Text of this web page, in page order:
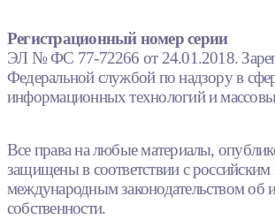
Регистрационный номер серии
ЭЛ № ФС 77-72266 от 24.01.2018.
Федеральной службой по надзору в
информационных технологий и
Все права на любые материалы,
защищены в соответствии с российским
международным законодательством об
собственности.